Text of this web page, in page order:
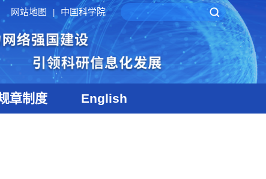
网站地图 中国科学院
章制度 English